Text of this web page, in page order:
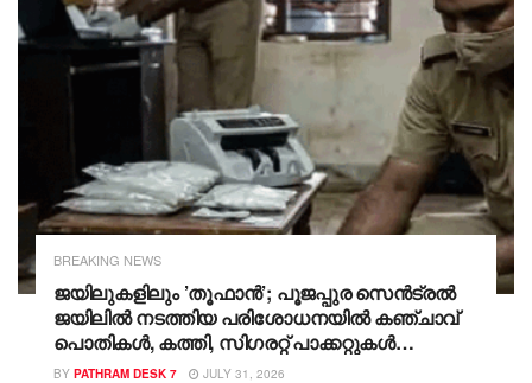
BREAKING NEWS
ജയിലുകളിലും ’തൂഫാൻ’; പൂജപ്പുര സെൻട്രൽ
ജയിലിൽ നടത്തിയ പരിശോധനയിൽ കഞ്ചാവ്
പൊതികൾ, കത്തി, സിഗരറ്റ് പാക്കറ്റുകൾ
കണ്ടെത്തി; പരിശോധനകൾ തുടരുമെന്ന്
BY PATHRAM DESK 7 JULY 31, 2026